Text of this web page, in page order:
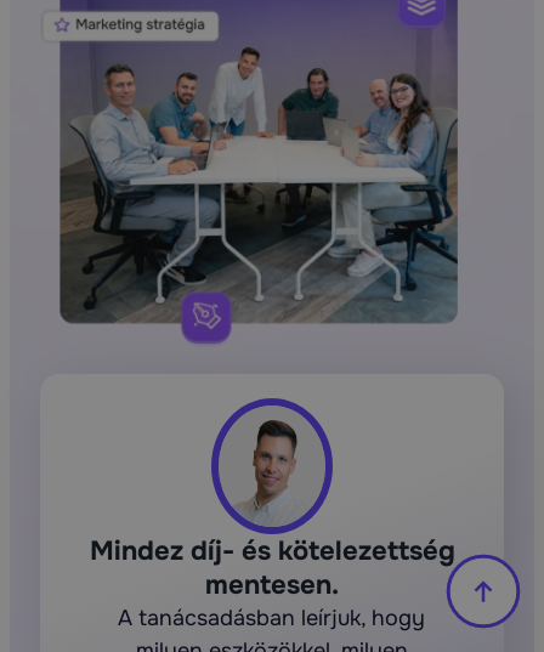
Mindez díj- és kötelezettség
mentesen.
A tanácsadásban leírjuk, hogy